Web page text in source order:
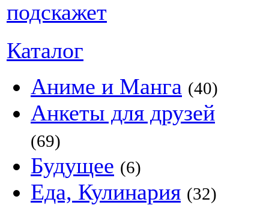
Каталог
Аниме и Манга (40)
Анкеты для друзей
(69)
Будущее (6)
Еда, Кулинария (32)